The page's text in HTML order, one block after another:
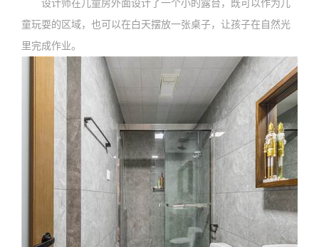
童玩耍的区域，也可以在白天摆放一张桌子，让孩子在自然光
里完成作业。